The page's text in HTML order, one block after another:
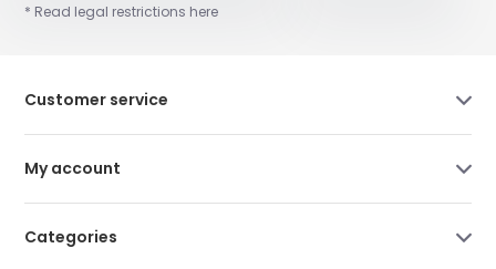
* Read legal restrictions here
Customer service
My account
Categories